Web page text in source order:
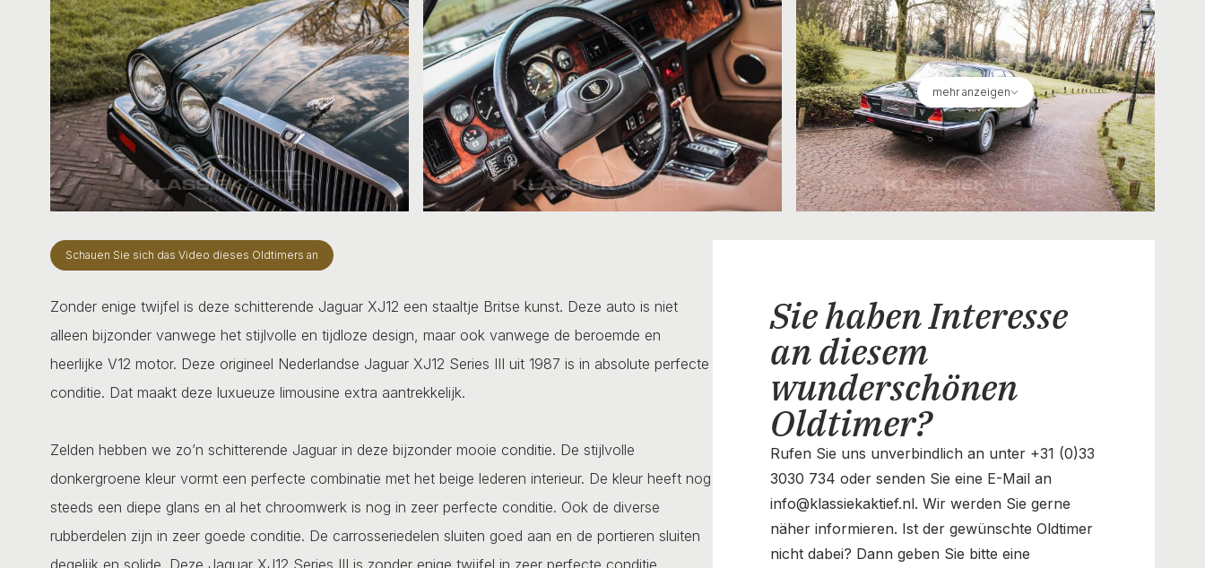
mehr anzeigen
Schauen Sie sich das Video dieses Oldtimers an
Zonder enige twijfel is deze schitterende Jaguar XJ12 een staaltje Britse kunst. Deze auto is niet
alleen bijzonder vanwege het stijlvolle en tijdloze design, maar ook vanwege de beroemde en
heerlijke V12 motor. Deze origineel Nederlandse Jaguar XJ12 Series III uit 1987 is in absolute perfecte
conditie. Dat maakt deze luxueuze limousine extra aantrekkelijk.
Zelden hebben we zo’n schitterende Jaguar in deze bijzonder mooie conditie. De stijlvolle
donkergroene kleur vormt een perfecte combinatie met het beige lederen interieur. De kleur heeft nog
steeds een diepe glans en al het chroomwerk is nog in zeer perfecte conditie. Ook de diverse
rubberdelen zijn in zeer goede conditie. De carrosseriedelen sluiten goed aan en de portieren sluiten
degelijk en solide. Deze Jaguar XJ12 Series III is zonder enige twijfel in zeer perfecte conditie.
Sie haben Interesse
an diesem
wunderschönen
Oldtimer?
Rufen Sie uns unverbindlich an unter +31 (0)33
3030 734 oder senden Sie eine E-Mail an
info@klassiekaktief.nl. Wir werden Sie gerne
näher informieren. Ist der gewünschte Oldtimer
nicht dabei? Dann geben Sie bitte eine